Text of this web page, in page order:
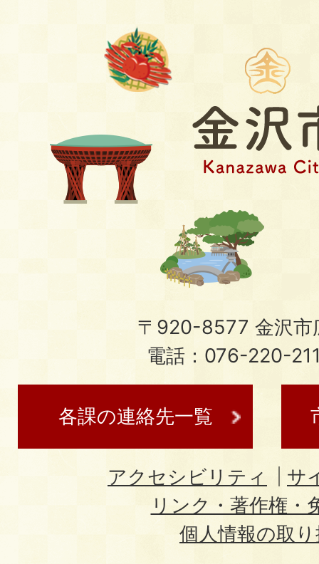
〒920-8577 金沢市
電話：076-220-
各課の連絡先一覧
アクセシビリティ
サ
リンク・著作権・
個人情報の取